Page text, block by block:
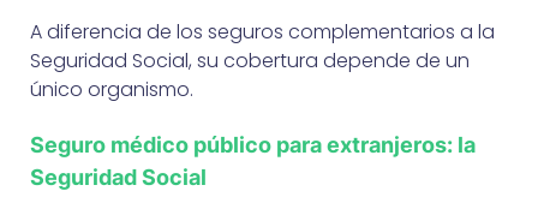
A diferencia de los seguros complementarios a la
Seguridad Social, su cobertura depende de un
único organismo.
Seguro médico público para extranjeros: la
Seguridad Social